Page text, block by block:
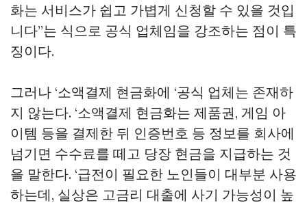
화는 서비스가 쉽고 가볍게 신청할 수 있을 것입
니다”는 식으로 공식 업체임을 강조하는 점이 특
징이다.
그러나 ‘소액결제 현금화에 ‘공식 업체는 존재하
지 않는다. ‘소액결제 현금화는 제품권, 게임 아
이템 등을 결제한 뒤 인증번호 등 정보를 회사에
넘기면 수수료를 떼고 당장 현금을 지급하는 것
을 말한다. ‘급전이 필요한 노인들이 대부분 사용
하는데, 실상은 고금리 대출에 사기 가능성이 높